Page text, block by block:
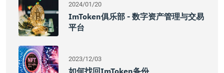
2024/01/20
ImToken俱乐部 - 数字资产管理与交易
平台
2023/12/03
如何找回imToken备份